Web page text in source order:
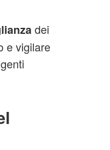
dei
e vigilare